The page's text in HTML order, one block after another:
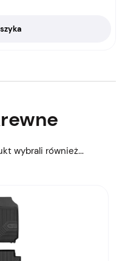
wybrali również...